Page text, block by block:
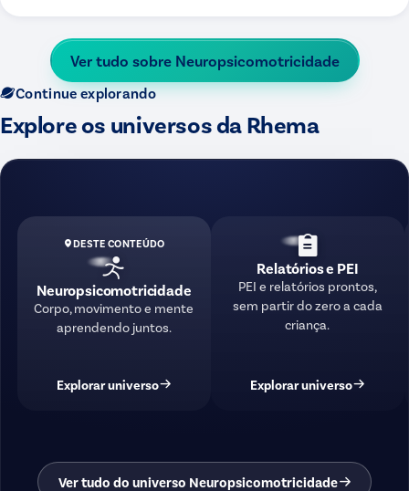
Ver tudo sobre Neuropsicomotricidade
Continue explorando
Explore os universos da Rhema
DESTE CONTEÚDO
Neuropsicomotricidade
Corpo, movimento e mente
aprendendo juntos.
Explorar universo
Relatórios e PEI
PEI e relatórios prontos,
sem partir do zero a cada
criança.
Explorar universo
Ver tudo do universo Neuropsicomotricidade